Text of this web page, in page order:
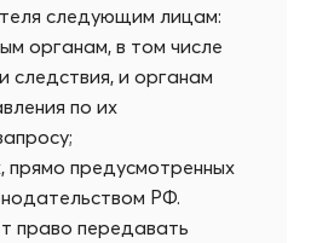
следующим лицам:
органам, в том числе
следствия, и органам
по их
прямо предусмотренных
РФ.
право передавать